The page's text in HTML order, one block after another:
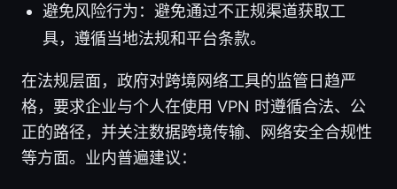
避免风险行为：避免通过不正规渠道获取工
具，遵循当地法规和平台条款。
在法规层面，政府对跨境网络工具的监管日趋严
格，要求企业与个人在使用 VPN 时遵循合法、公
正的路径，并关注数据跨境传输、网络安全合规性
等方面。业内普遍建议：